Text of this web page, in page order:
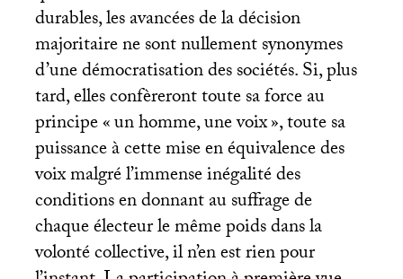
durables, les avancées de la décision
majoritaire ne sont nullement synonymes
d’une démocratisation des sociétés. Si, plus
tard, elles confèreront toute sa force au
principe «un homme, une voix», toute sa
puissance à cette mise en équivalence des
voix malgré l’immense inégalité des
conditions en donnant au suffrage de
chaque électeur le même poids dans la
volonté collective, il n’en est rien pour